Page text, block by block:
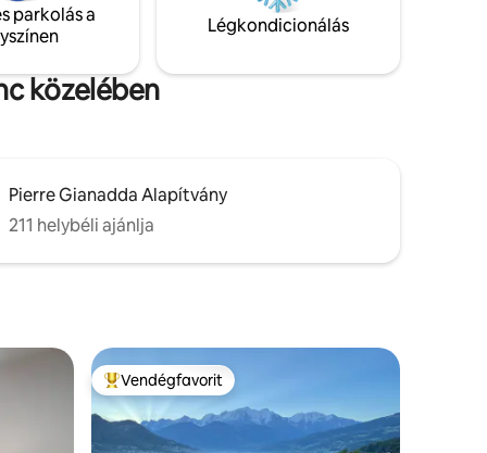
parkolás a
Légkondicionálás
közelében
Pierre Gianadda Alapítvány
211 helybéli ajánlja
Kiemelt vendégfavorit
Vendégfavorit